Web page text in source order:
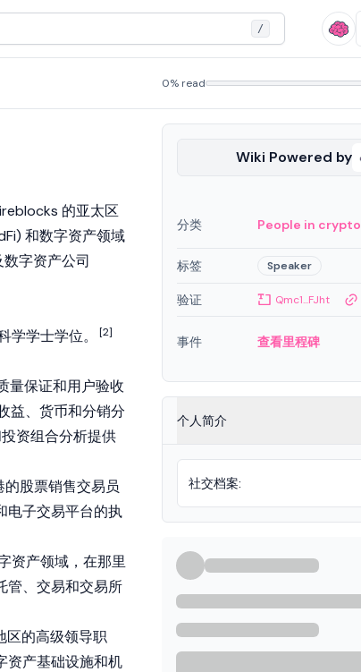
/
0% read
的亚太区
和数字资产领域
字资产公司
学士学位。
[2]
量保证和用户验收
益、货币和分销分
资组合分析提供
股票销售交易员
电子交易平台的执
资产领域，在那里
管、交易和交易所
区的高级领导职
资产基础设施和机
Wiki Powered by
分类 People in crypto
标签 Speaker
验证 Qmc1...FJht
事件 查看里程碑
个人简介
社交档案: